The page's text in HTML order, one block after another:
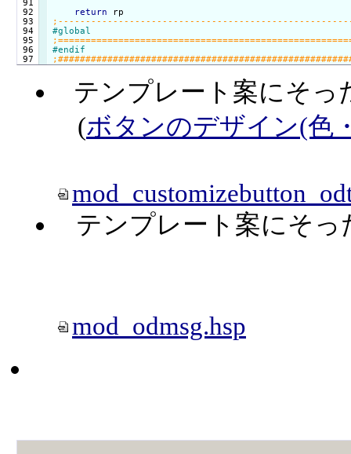
92
93
94
95
96
return
#global
#endif
テンプレート案にそっ
(ボタンのデザイン(色
テンプレート案にそ
mod_odmsg.hsp